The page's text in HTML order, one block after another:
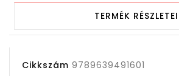
TERMÉK RÉSZLETEI
Cikkszám 9789639491601